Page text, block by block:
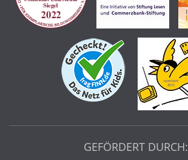
GEFÖRDERT DURCH: